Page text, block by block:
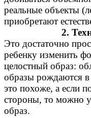
реальные объекты
приобретают
2.
Это достаточно
ребенку изменить
целостный образ:
образы рождаются в
это похоже, а если
стороны, то можно
образ.